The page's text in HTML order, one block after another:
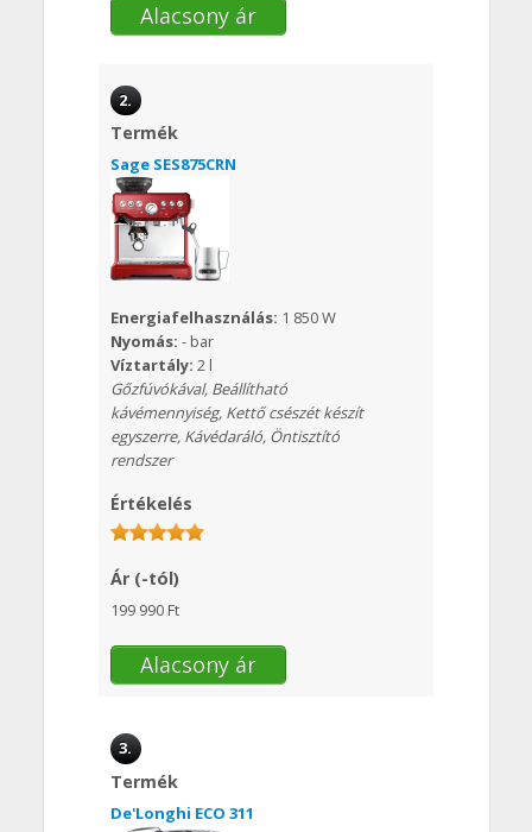
Alacsony ár
2.
Termék
Sage SES875CRN
Energiafelhasználás: 1 850 W
Nyomás: - bar
Víztartály: 2 l
Gőzfúvókával, Beállítható
kávémennyiség, Kettő csészét készít
egyszerre, Kávédaráló, Öntisztító
rendszer
Értékelés
Ár (-tól)
199 990 Ft
Alacsony ár
3.
Termék
De'Longhi ECO 311